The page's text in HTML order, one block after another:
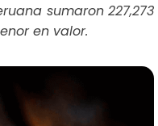
sumaron 227,273
en valor.